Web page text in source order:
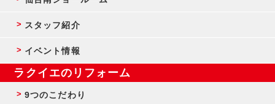
スタッフ紹介
イベント情報
ラクイエのリフォーム
9つのこだわり